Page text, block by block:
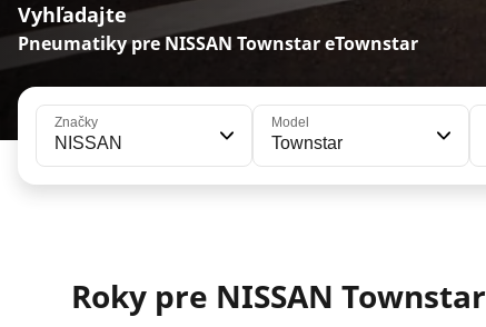
Vyhľadajte
Pneumatiky pre NISSAN Townstar eTownstar
Značky
NISSAN
Model
Townstar
Roky pre NISSAN Townstar